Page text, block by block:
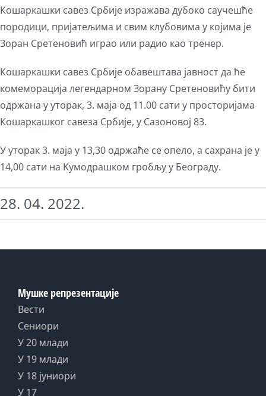
Кошаркашки савез Србије изражава дубоко саучешће
породици, пријатељима и свим клубовима у којима је
Зоран Сретеновић играо или радио као тренер.
Кошаркашки савез Србије обавештава јавност да ће
комеморација легендарном Зорану Сретеновићу бити
одржана у уторак, 3. маја од 11.00 сати у просторијама
Кошаркашког савеза Србије, у Сазоновој 83.
У уторак 3. маја у 13,30 одржаће се опело, а сахрана je у
14,00 сати на Kумодрашком гробљу у Београду.
28. 04. 2022.
Мушке репрезентације
Вести
Сениори
У 20 млади
У 19 млади
У 18 јуниори
У 17